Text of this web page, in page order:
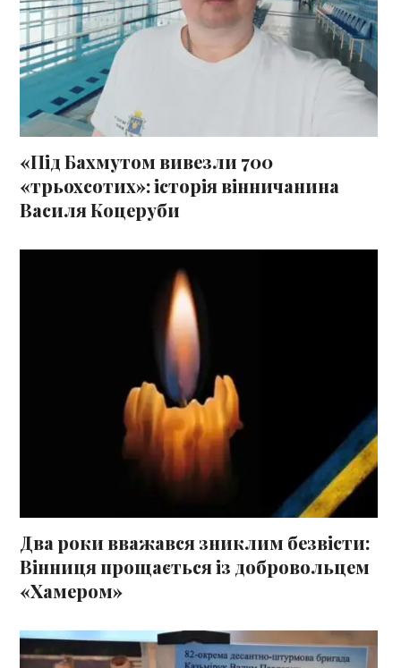
«Під Бахмутом вивезли 700
«трьохсотих»: історія вінничанина
Василя Коцеруби
Два роки вважався зниклим безвісти:
Вінниця прощається із добровольцем
«Хамером»